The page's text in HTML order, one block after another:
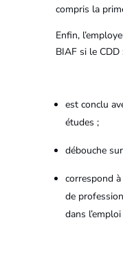
compris la
Enfin,
BIAF si le CDD
est conclu
études ;
débouche
correspond
de
dans